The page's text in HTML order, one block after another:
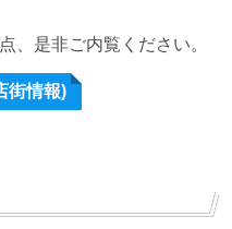
、是非ご内覧ください。
街情報)